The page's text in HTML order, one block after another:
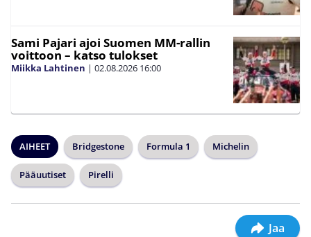
Sami Pajari ajoi Suomen MM-rallin
voittoon – katso tulokset
Miikka Lahtinen | 02.08.2026 16:00
AIHEET Bridgestone Formula 1 Michelin
Pääuutiset Pirelli
Jaa